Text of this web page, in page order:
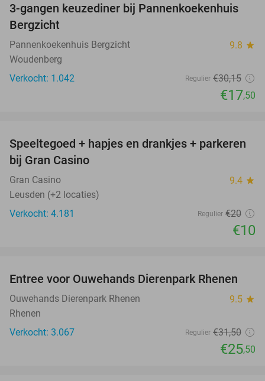
42%
3-gangen keuzediner bij Pannenkoekenhuis
Bergzicht
Pannenkoekenhuis Bergzicht 9.8 star
Woudenberg
Verkocht: 1.042
Regulier €30,15
€17,50
50%
Speeltegoed + hapjes en drankjes + parkeren
bij Gran Casino
Gran Casino 9.4 star
Leusden (+2 locaties)
Verkocht: 4.181
Regulier €20
€10
19%
Entree voor Ouwehands Dierenpark Rhenen
Ouwehands Dierenpark Rhenen 9.5 star
Rhenen
Verkocht: 3.067
Regulier €31,50
€25,50